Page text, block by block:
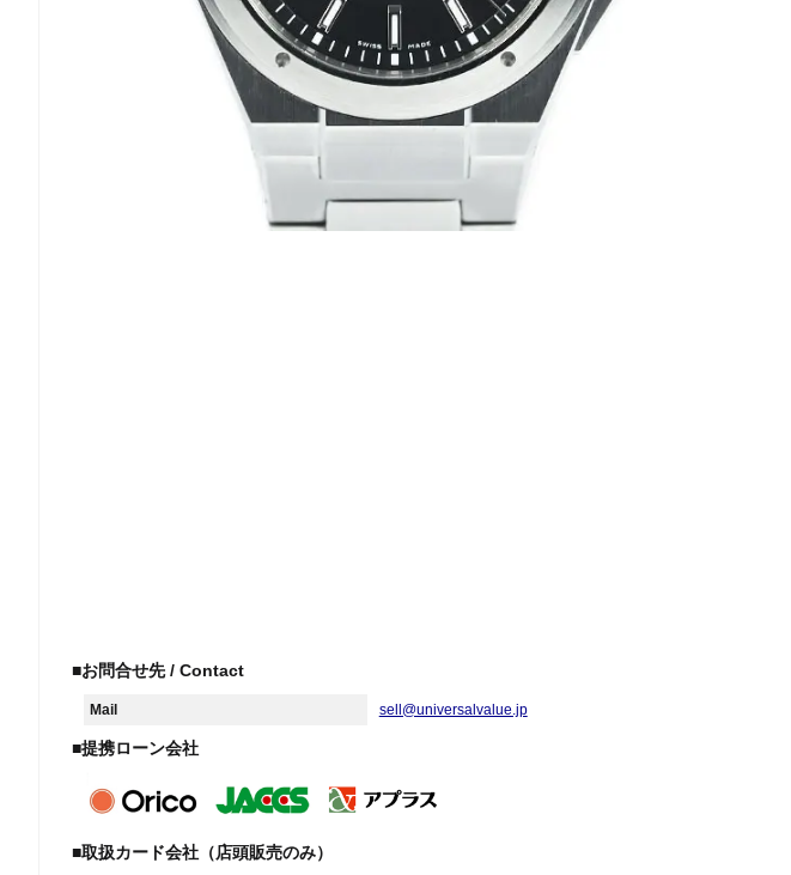
■お問合せ先 / Contact
Mail sell@universalvalue.jp
■提携ローン会社
■取扱カード会社（店頭販売のみ）